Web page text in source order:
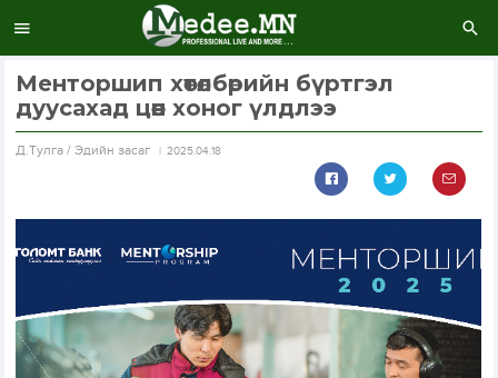
Менторшип хөтөлбөрийн бүртгэл
дуусахад цөөн хоног үлдлээ
Д.Тулга / Эдийн засаг 2025.04.18